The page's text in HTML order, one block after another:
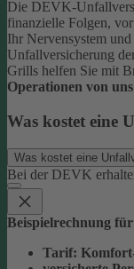
Die DEVK-
finanzielle Folgen,
Ihr Nervensystem
Unfallversicherung
Grills helfen Sie mit
Operationen von
Was kostet eine
Was kostet eine
Bei der DEVK
Beispielrechnung
Tarif: